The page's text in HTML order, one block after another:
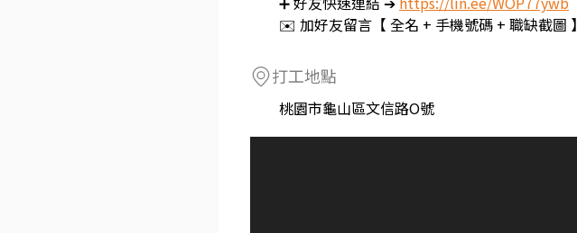
✉️ 加好友留言【 全名 + 手機號碼 + 職缺截圖 】
打工地點
桃園市龜山區文信路O號